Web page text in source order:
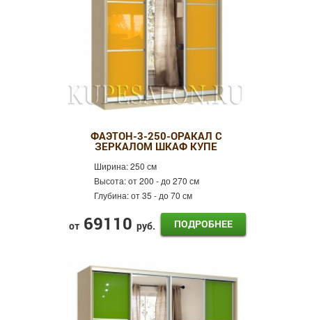
ФАЭТОН-3-250-ОРАКАЛ С
ЗЕРКАЛОМ ШКАФ КУПЕ
Ширина:250 см
Высота:от 200 - до 270 см
Глубина:от 35 - до 70 см
от 69110 руб. ПОДРОБНЕЕ